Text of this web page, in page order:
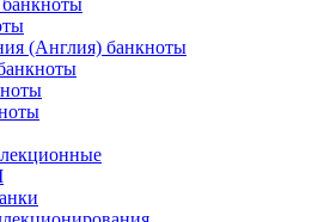
(Англия) банкноты